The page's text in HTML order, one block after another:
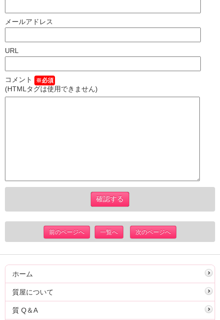
メールアドレス
URL
コメント ※必須
(HTMLタグは使用できません)
前のページへ 一覧へ 次のページへ
ホーム
質屋について
質 Q＆A